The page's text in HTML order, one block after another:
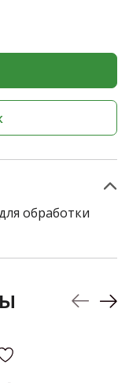
обработки